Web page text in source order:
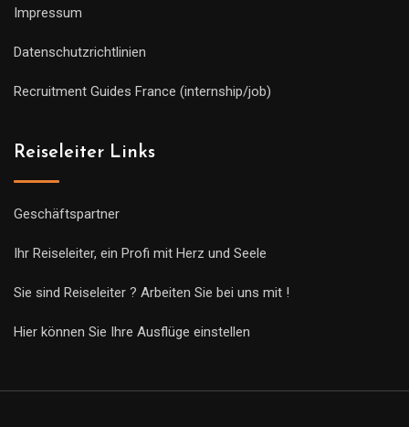
Impressum
Datenschutzrichtlinien
Recruitment Guides France (internship/job)
Reiseleiter Links
Geschäftspartner
Ihr Reiseleiter, ein Profi mit Herz und Seele
Sie sind Reiseleiter ? Arbeiten Sie bei uns mit !
Hier können Sie Ihre Ausflüge einstellen